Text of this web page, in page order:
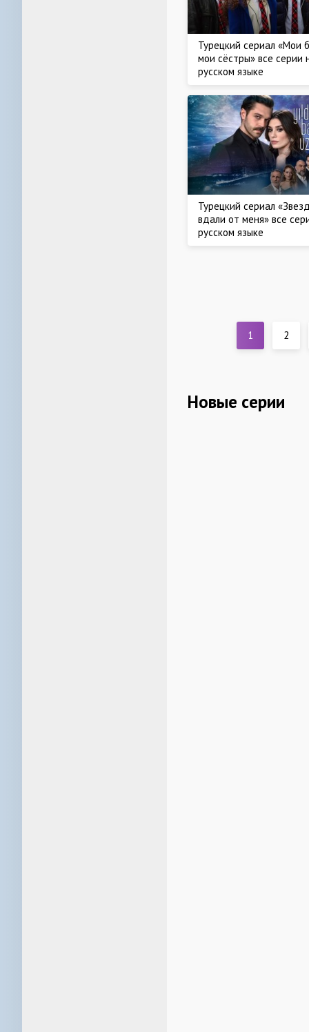
Турецкий сериал «Мои
мои сёстры» все серии
русском языке
Турецкий сериал
вдали от меня» все
русском языке
1 2
Новые серии